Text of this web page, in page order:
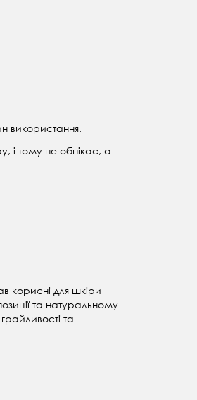
використання.
і тому не обпікає, а
корисні для шкіри
та натуральному
та